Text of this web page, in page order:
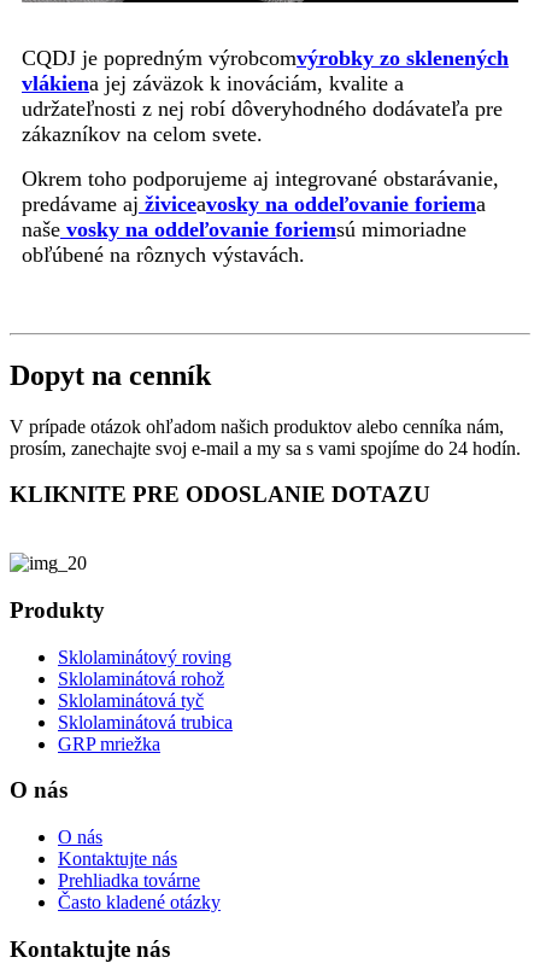
CQDJ je popredným výrobcomvýrobky zo sklenených
vlákiena jej záväzok k inováciám, kvalite a
udržateľnosti z nej robí dôveryhodného dodávateľa pre
zákazníkov na celom svete.
Okrem toho podporujeme aj integrované obstarávanie,
predávame aj živiceavosky na oddeľovanie foriema
naše vosky na oddeľovanie foriemsú mimoriadne
obľúbené na rôznych výstavách.
Dopyt na cenník
V prípade otázok ohľadom našich produktov alebo cenníka nám,
prosím, zanechajte svoj e-mail a my sa s vami spojíme do 24 hodín.
KLIKNITE PRE ODOSLANIE DOTAZU
Produkty
Sklolaminátový roving
Sklolaminátová rohož
Sklolaminátová tyč
Sklolaminátová trubica
GRP mriežka
O nás
O nás
Kontaktujte nás
Prehliadka továrne
Často kladené otázky
Kontaktujte nás